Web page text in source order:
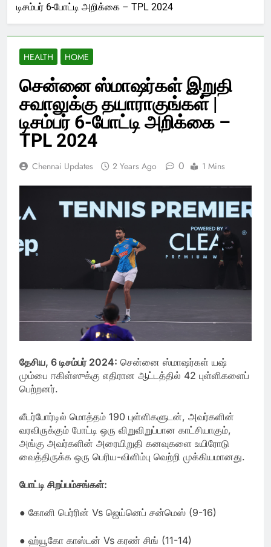
டிசம்பர் 6-போட்டி அறிக்கை – TPL 2024
HEALTH HOME
சென்னை ஸ்மாஷர்கள் இறுதி
சவாலுக்கு தயாராகுங்கள் |
டிசம்பர் 6-போட்டி அறிக்கை –
TPL 2024
Chennai Updates 2 Years Ago 0 1 Mins
தேசிய, 6 டிசம்பர் 2024: சென்னை ஸ்மாஷர்கள் யஷ்
மும்பை ஈகிள்ஸுக்கு எதிரான ஆட்டத்தில் 42 புள்ளிகளைப்
பெற்றனர்.
லீடர்போர்டில் மொத்தம் 190 புள்ளிகளுடன், அவர்களின்
வரவிருக்கும் போட்டி ஒரு விறுவிறுப்பான காட்சியாகும்,
அங்கு அவர்களின் அரையிறுதி கனவுகளை உயிரோடு
வைத்திருக்க ஒரு பெரிய-விளிம்பு வெற்றி முக்கியமானது.
போட்டி சிறப்பம்சங்கள்:
● கோனி பெர்ரின் Vs ஜெய்னெப் சன்மெஸ் (9-16)
● ஹ்யூகோ காஸ்டன் Vs கரண் சிங் (11-14)